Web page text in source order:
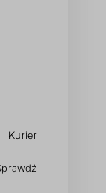
Kurier